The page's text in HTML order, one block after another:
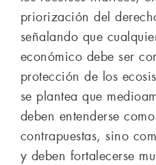
priorización del
señalando que
económico debe ser
protección de los
se plantea que
deben entenderse
contrapuestas, sino
y deben fortalecerse